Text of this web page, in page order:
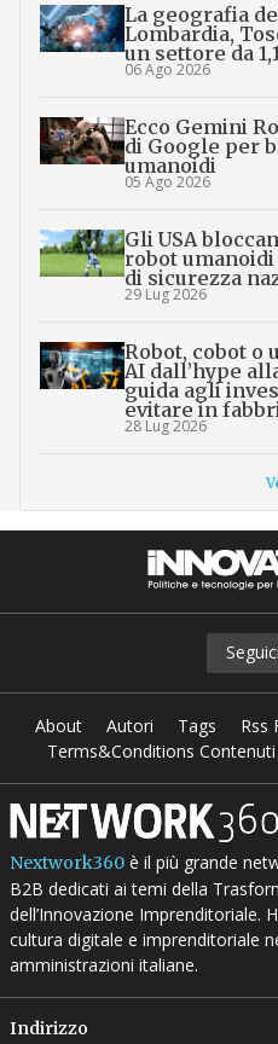
La geografia
Lombardia,
un settore da
06 Ago 2026
Ecco Gemini
di Google per
umanoidi
05 Ago 2026
Gli USA
robot
di sicurezza
29 Lug 2026
Robot, cobot o
AI dall’hype
guida agli
evitare in
28 Lug 2026
Seguici
About Autori Tags Rss
Terms&Conditions Contenuti
Nextwork360è il più grande
B2B dedicati ai temi della
dell’Innovazione Imprenditoriale.
cultura digitale e imprenditoriale
amministrazioni italiane.
Indirizzo